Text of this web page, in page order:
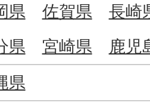
県 佐賀県
長崎
県
宮崎県
鹿児
県